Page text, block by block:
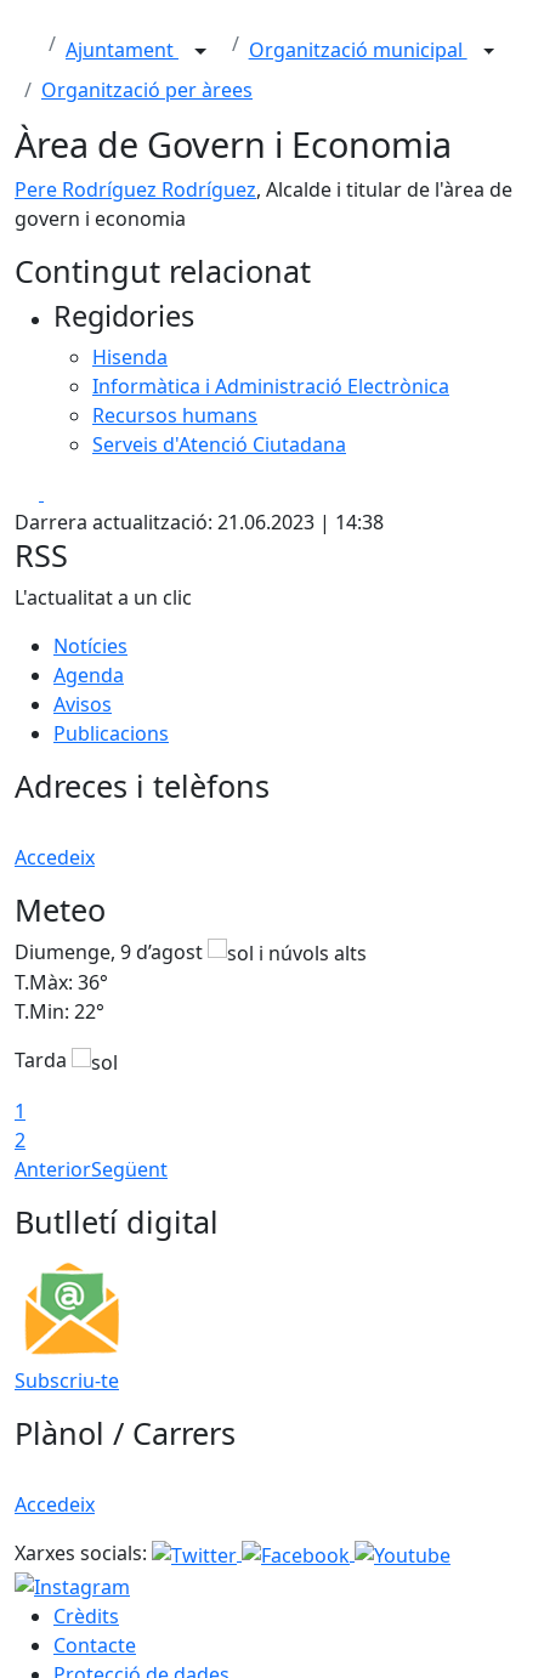
Ajuntament
Organització municipal
Organització per àrees
Àrea de Govern i Economia
Pere Rodríguez Rodríguez, Alcalde i titular de l'àrea de
govern i economia
Contingut relacionat
Regidories
Hisenda
Informàtica i Administració Electrònica
Recursos humans
Serveis d'Atenció Ciutadana
Darrera actualització: 21.06.2023 | 14:38
RSS
L'actualitat a un clic
Notícies
Agenda
Avisos
Publicacions
Adreces i telèfons
Accedeix
Meteo
Diumenge, 9 d’agost
T.Màx: 36°
T.Min: 22°
Tarda
1
2
AnteriorSegüent
Butlletí digital
Subscriu-te
Plànol / Carrers
Accedeix
Xarxes socials:
Crèdits
Contacte